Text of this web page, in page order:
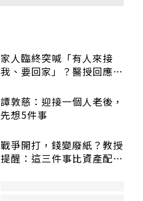
家人臨終突喊「有人來接
我、要回家」？醫授回應方
譚敦慈：迎接一個人老後，
先想5件事
戰爭開打，錢變廢紙？教授
提醒：這三件事比資產配置